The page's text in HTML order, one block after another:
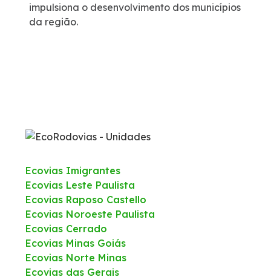
impulsiona o desenvolvimento dos municípios
da região.
Ecovias Imigrantes
Ecovias Leste Paulista
Ecovias Raposo Castello
Ecovias Noroeste Paulista
Ecovias Cerrado
Ecovias Minas Goiás
Ecovias Norte Minas
Ecovias das Gerais